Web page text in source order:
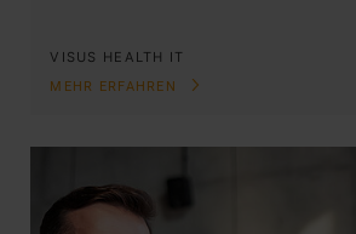
VISUS HEALTH IT
MEHR ERFAHREN